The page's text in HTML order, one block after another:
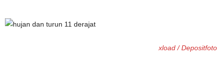
xload / Depositfoto